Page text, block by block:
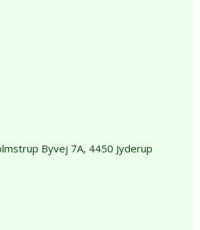
Byvej 7A, 4450 Jyderup